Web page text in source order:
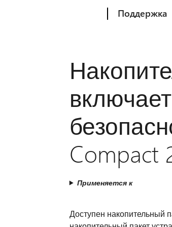
Поддержка
Compact
Применяется к
Доступен накопительный